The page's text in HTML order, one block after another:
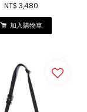
NT$ 3,480
加入購物車